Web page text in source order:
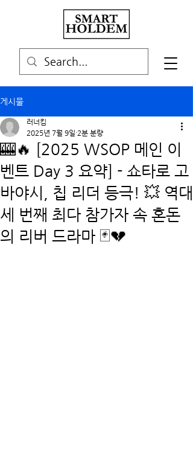
게시물
🎰🔥 [2025 WSOP 메인 이
벤트 Day 3 요약] - 쇼타로 고
바야시, 칩 리더 등극! 💥 역대
세 번째 최다 참가자 속 혼돈
의 리버 드라마 🃏💔
러너킴
2025년 7월 9일 2분 분량